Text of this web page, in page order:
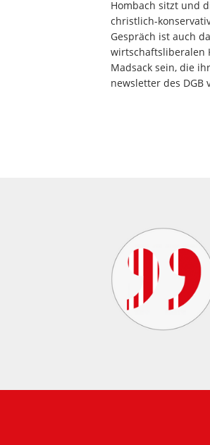
Hombach sitzt und
christlich-
Gespräch ist auch
wirtschaftsliberalen
Madsack sein, die
newsletter des DGB